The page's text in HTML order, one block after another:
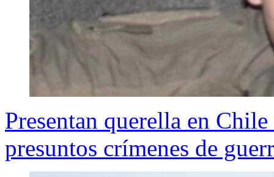
Presentan querella en
presuntos crímenes de